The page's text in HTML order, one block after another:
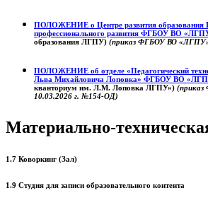
ПОЛОЖЕНИЕ о Центре развития образования
профессионального развития ФГБОУ ВО
образования ЛГПУ) (приказ ФГБОУ ВО
ПОЛОЖЕНИЕ об отделе «Педагогический
Льва Михайловича Лоповка» ФГБОУ ВО
кванториум им. Л.М. Лоповка ЛГПУ»)
10.03.2026 г. №154-ОД)
Материально-
1.7 Коворкинг (Зал)
1.9 Студия для записи образовательного контента